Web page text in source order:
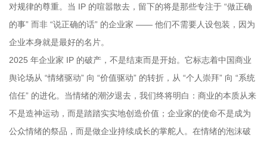
对规律的尊重。当 IP 的喧嚣散去，留下的将是那些专注于 “做正确
的事” 而非 “说正确的话” 的企业家 —— 他们不需要人设包装，因为
企业本身就是最好的名片。
2025 年企业家 IP 的破产，不是结束而是开始。它标志着中国商业
舆论场从 “情绪驱动” 向 “价值驱动” 的转折，从 “个人崇拜” 向 “系统
信任” 的进化。当情绪的潮汐退去，我们终将明白：商业的本质从来
不是造神运动，而是踏踏实实地创造价值；企业家的使命不是成为
公众情绪的祭品，而是做企业持续成长的掌舵人。在情绪的泡沫破